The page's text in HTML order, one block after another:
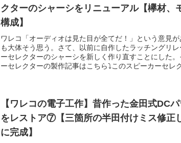
クターのシャーシをリニューアル【欅材、
構成】
ワレコ「オーディオは見た目が全てだ！」という意見
も大体そう思う。さて、以前に自作したラッチングリ
ーセレクターのシャーシを新しく作り直すことにした。
ーセレクターの製作記事はこちら⤵このスピーカーセレ
【ワレコの電子工作】昔作った金田式DC
をレストア⑦【三箇所の半田付けミス修正
に完成】